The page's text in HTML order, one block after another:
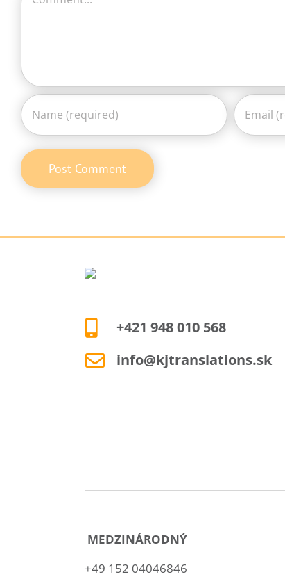
+421 948 010 568
info@kjtranslations.sk
MEDZINÁRODNÝ
+49 152 04046846